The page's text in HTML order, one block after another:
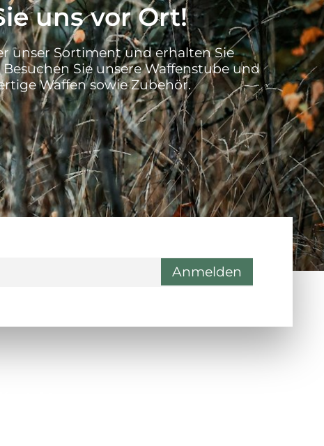
uns vor Ort!
unser Sortiment und erhalten Sie
Sie unsere Waffenstube und
Waffen sowie Zubehör.